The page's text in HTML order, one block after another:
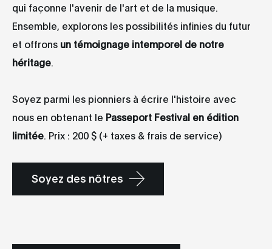
qui façonne l'avenir de l'art et de la musique.
Ensemble, explorons les possibilités infinies du futur
et offrons un témoignage intemporel de notre
héritage
Soyez parmi les pionniers à écrire l'histoire avec
nous en obtenant le Passeport Festival en édition
limitée . Prix : 200 $ (+ taxes & frais de service)
Soyez des nôtres